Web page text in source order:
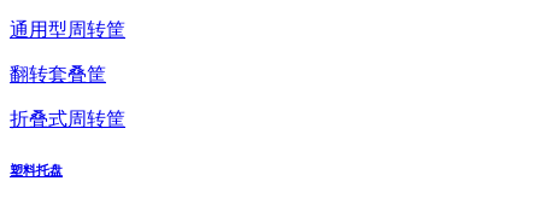
通用型周转筐
翻转套叠筐
折叠式周转筐
塑料托盘